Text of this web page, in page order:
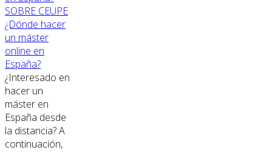
SOBRE CEUPE
¿Dónde hacer
un máster
online en
España?
¿Interesado en
hacer un
máster en
España desde
la distancia? A
continuación,